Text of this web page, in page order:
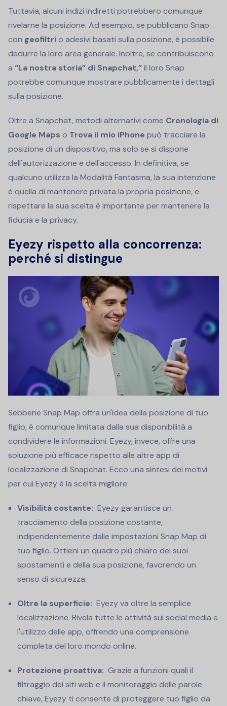
Tuttavia, alcuni indizi indiretti potrebbero comunque
rivelarne la posizione. Ad esempio, se pubblicano Snap
con geofiltri o adesivi basati sulla posizione, è possibile
dedurre la loro area generale. Inoltre, se contribuiscono
a “La nostra storia” di Snapchat,”il loro Snap
potrebbe comunque mostrare pubblicamente i dettagli
sulla posizione.
Oltre a Snapchat, metodi alternativi come Cronologia di
Google Maps o Trova il mio iPhone può tracciare la
posizione di un dispositivo, ma solo se si dispone
dell'autorizzazione e dell'accesso. In definitiva, se
qualcuno utilizza la Modalità Fantasma, la sua intenzione
è quella di mantenere privata la propria posizione, e
rispettare la sua scelta è importante per mantenere la
fiducia e la privacy.
Eyezy rispetto alla concorrenza:
perché si distingue
Sebbene Snap Map offra un'idea della posizione di tuo
figlio, è comunque limitata dalla sua disponibilità a
condividere le informazioni. Eyezy, invece, offre una
soluzione più efficace rispetto alle altre app di
localizzazione di Snapchat. Ecco una sintesi dei motivi
per cui Eyezy è la scelta migliore:
Visibilità costante: Eyezy garantisce un
tracciamento della posizione costante,
indipendentemente dalle impostazioni Snap Map di
tuo figlio. Ottieni un quadro più chiaro dei suoi
spostamenti e della sua posizione, favorendo un
senso di sicurezza.
Oltre la superficie: Eyezy va oltre la semplice
localizzazione. Rivela tutte le attività sui social media e
l'utilizzo delle app, offrendo una comprensione
completa del loro mondo online.
Protezione proattiva: Grazie a funzioni quali il
filtraggio dei siti web e il monitoraggio delle parole
chiave, Eyezy ti consente di proteggere tuo figlio da